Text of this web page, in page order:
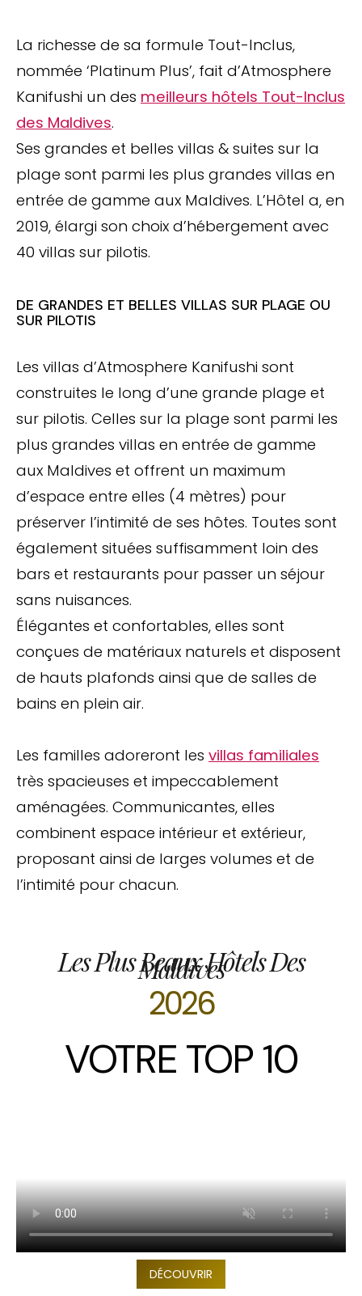
La richesse de sa formule Tout-Inclus,
nommée ‘Platinum Plus’, fait d’Atmosphere
Kanifushi un des meilleurs hôtels Tout-Inclus
des Maldives.
Ses grandes et belles villas & suites sur la
plage sont parmi les plus grandes villas en
entrée de gamme aux Maldives. L’Hôtel a, en
2019, élargi son choix d’hébergement avec
40 villas sur pilotis.
DE GRANDES ET BELLES VILLAS SUR PLAGE OU
SUR PILOTIS
Les villas d’Atmosphere Kanifushi sont
construites le long d’une grande plage et
sur pilotis. Celles sur la plage sont parmi les
plus grandes villas en entrée de gamme
aux Maldives et offrent un maximum
d’espace entre elles (4 mètres) pour
préserver l’intimité de ses hôtes. Toutes sont
également situées suffisamment loin des
bars et restaurants pour passer un séjour
sans nuisances.
Élégantes et confortables, elles sont
conçues de matériaux naturels et disposent
de hauts plafonds ainsi que de salles de
bains en plein air.
Les familles adoreront les villas familiales
très spacieuses et impeccablement
aménagées. Communicantes, elles
combinent espace intérieur et extérieur,
proposant ainsi de larges volumes et de
l’intimité pour chacun.
Les Plus Beaux Hôtels Des
Maldives
2026
VOTRE TOP 10
DÉCOUVRIR